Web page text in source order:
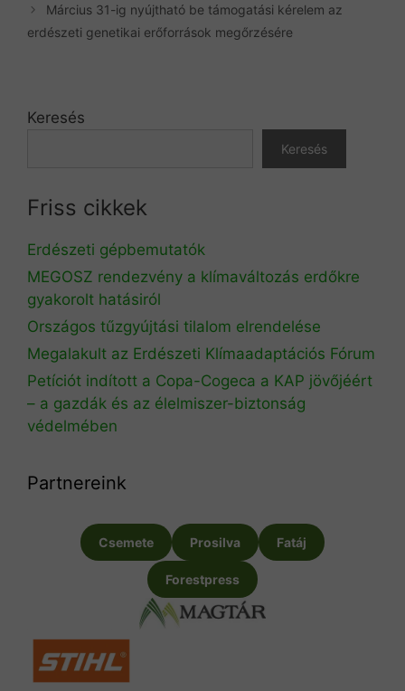
Március 31-ig nyújtható be támogatási kérelem az
erdészeti genetikai erőforrások megőrzésére
Keresés
Keresés
Friss cikkek
Erdészeti gépbemutatók
MEGOSZ rendezvény a klímaváltozás erdőkre
gyakorolt hatásiról
Országos tűzgyújtási tilalom elrendelése
Megalakult az Erdészeti Klímaadaptációs Fórum
Petíciót indított a Copa-Cogeca a KAP jövőjéért
– a gazdák és az élelmiszer-biztonság
védelmében
Partnereink
Csemete Prosilva Fatáj
Forestpress